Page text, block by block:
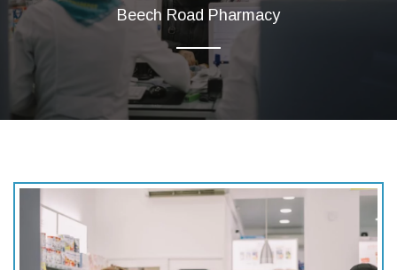
Beech Road Pharmacy